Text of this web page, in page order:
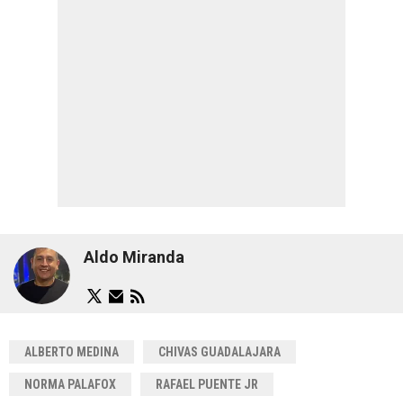
Aldo Miranda
ALBERTO MEDINA CHIVAS GUADALAJARA
NORMA PALAFOX RAFAEL PUENTE JR